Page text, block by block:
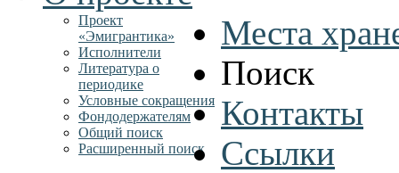
Проект
«Эмигрантика»
Исполнители
Литература о
периодике
Условные сокращения
Фондодержателям
Места
Поиск
Общий поиск
Расширенный поиск
Контакты
Ссылки